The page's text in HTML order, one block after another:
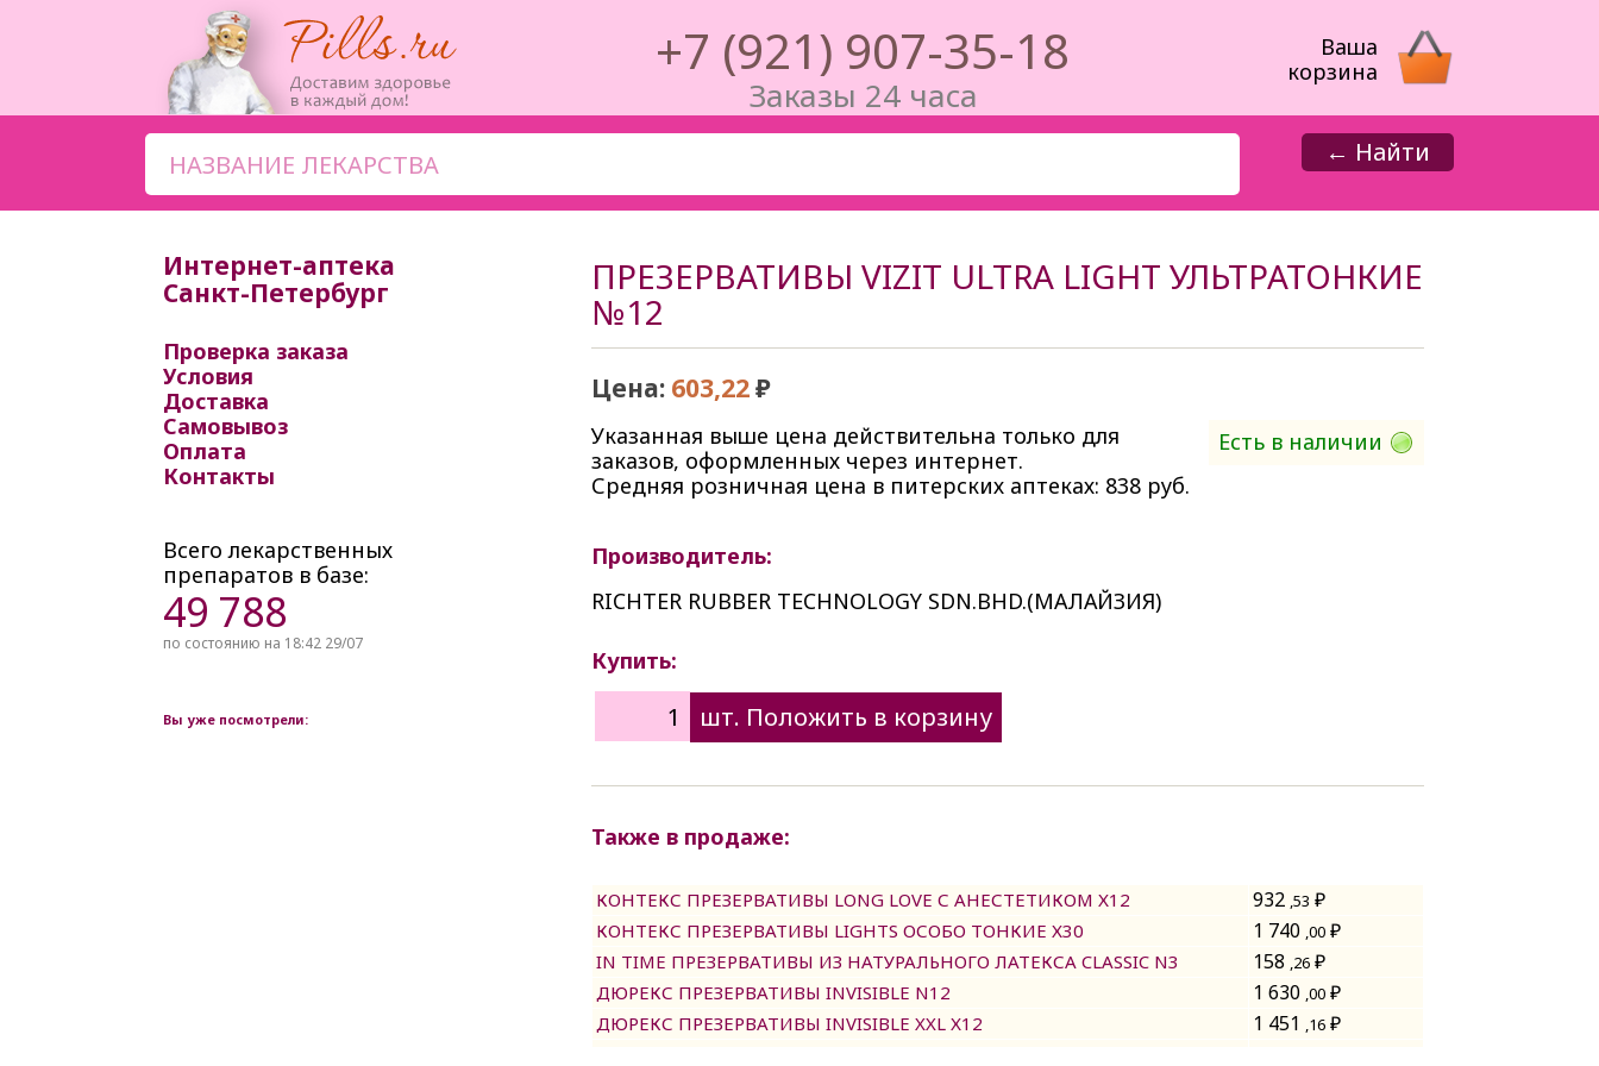
‭+7 (921) 907-35-18
Заказы 24 часа
Ваша
корзина
← Найти
Интернет-аптека
Санкт-Петербург
Проверка заказа
Условия
Доставка
Самовывоз
Оплата
Контакты
Всего лекарственных
препаратов в базе:
49 788
по состоянию на 18:42 29/07
Вы уже посмотрели:
ПРЕЗЕРВАТИВЫ VIZIT ULTRA LIGHT УЛЬТРАТОНКИЕ
№12
Цена: 603,22₽
Есть в наличии
Указанная выше цена действительна только для
заказов, оформленных через интернет.
Средняя розничная цена в питерских аптеках: 838 руб.
Производитель:
RICHTER RUBBER TECHNOLOGY SDN.BHD.(МАЛАЙЗИЯ)
Купить:
Также в продаже:
КОНТЕКС ПРЕЗЕРВАТИВЫ LONG LOVE С АНЕСТЕТИКОМ Х12 932 ,53 ₽
КОНТЕКС ПРЕЗЕРВАТИВЫ LIGHTS ОСОБО ТОНКИЕ Х30 1 740 ,00 ₽
IN TIME ПРЕЗЕРВАТИВЫ ИЗ НАТУРАЛЬНОГО ЛАТЕКСА CLASSIC N3 158 ,26 ₽
ДЮРЕКС ПРЕЗЕРВАТИВЫ INVISIBLE N12 1 630 ,00 ₽
ДЮРЕКС ПРЕЗЕРВАТИВЫ INVISIBLE XXL Х12 1 451 ,16 ₽